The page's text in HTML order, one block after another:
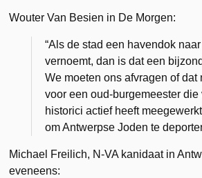
Wouter Van Besien in De Morgen:
“Als de stad een havendok
vernoemt, dan is dat een
We moeten ons afvragen of dat
voor een oud-burgemeester die
historici actief heeft
om Antwerpse Joden te
Michael Freilich, N-VA kanidaat in
eveneens: